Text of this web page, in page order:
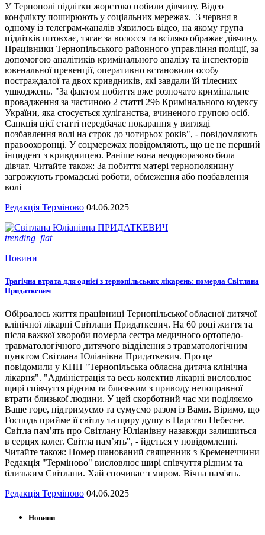
У Тернополі підлітки жорстоко побили дівчину. Відео
конфлікту поширюють у соціальних мережах. 3 червня в
одному із телеграм-каналів з'явилось відео, на якому група
підлітків штовхає, тягає за волосся та всіляко ображає дівчину.
Працівники Тернопільського районного управління поліції, за
допомогою аналітиків кримінального аналізу та інспекторів
ювенальної превенції, оперативно встановили особу
постраждалої та двох кривдників, які завдали їй тілесних
ушкоджень. "За фактом побиття вже розпочато кримінальне
провадження за частиною 2 статті 296 Кримінального кодексу
України, яка стосується хуліганства, вчиненого групою осіб.
Санкція цієї статті передбачає покарання у вигляді
позбавлення волі на строк до чотирьох років", - повідомляють
правоохоронці. У соцмережах повідомляють, що це не перший
інцидент з кривдницею. Раніше вона неодноразово била
дівчат. Читайте також: За побиття матері тернополянину
загрожують громадські роботи, обмеження або позбавлення
волі
Редакція Терміново 04.06.2025
trending_flat
Новини
Трагічна втрата для однієї з тернопільських лікарень: померла Світлана
Придаткевич
Обірвалось життя працівниці Тернопільської обласної дитячої
клінічної лікарні Світлани Придаткевич. На 60 році життя та
після важкої хвороби померла сестра медичного ортопедо-
травматологічного дитячого відділення з травматологічним
пунктом Світлана Юліанівна Придаткевич. Про це
повідомили у КНП "Тернопільська обласна дитяча клінічна
лікарня". "Адміністрація та весь колектив лікарні висловлює
щирі співчуття рідним та близьким з приводу непоправної
втрати близької людини. У цей скорботний час ми поділяємо
Ваше горе, підтримуємо та сумуємо разом із Вами. Віримо, що
Господь прийме її світлу та щиру душу в Царство Небесне.
Світла пам’ять про Світлану Юліанівну назавжди залишиться
в серцях колег. Світла пам’ять", - йдеться у повідомленні.
Читайте також: Помер шанований священник з Кременеччини
Редакція "Терміново" висловлює щирі співчуття рідним та
близьким Світлани. Хай спочиває з миром. Вічна пам'ять.
Редакція Терміново 04.06.2025
Новини